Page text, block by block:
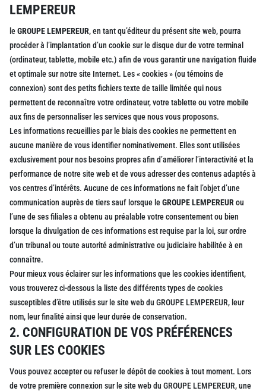
LEMPEREUR
leGROUPE LEMPEREUR, en tant qu’éditeur du présent site web, pourra
procéder à l’implantation d’un cookie sur le disque dur de votre terminal
(ordinateur, tablette, mobile etc.) afin de vous garantir une navigation fluide
et optimale sur notre site Internet. Les « cookies » (ou témoins de
connexion) sont des petits fichiers texte de taille limitée qui nous
permettent de reconnaître votre ordinateur, votre tablette ou votre mobile
aux fins de personnaliser les services que nous vous proposons.
Les informations recueillies par le biais des cookies ne permettent en
aucune manière de vous identifier nominativement. Elles sont utilisées
exclusivement pour nos besoins propres afin d’améliorer l’interactivité et la
performance de notre site web et de vous adresser des contenus adaptés à
vos centres d’intérêts. Aucune de ces informations ne fait l’objet d’une
communication auprès de tiers sauf lorsque leGROUPE LEMPEREURou
l’une de ses filiales a obtenu au préalable votre consentement ou bien
lorsque la divulgation de ces informations est requise par la loi, sur ordre
d’un tribunal ou toute autorité administrative ou judiciaire habilitée à en
connaître.
Pour mieux vous éclairer sur les informations que les cookies identifient,
vous trouverez ci-dessous la liste des différents types de cookies
susceptibles d’être utilisés sur le site web du GROUPE LEMPEREUR, leur
nom, leur finalité ainsi que leur durée de conservation.
2. CONFIGURATION DE VOS PRÉFÉRENCES
SUR LES COOKIES
Vous pouvez accepter ou refuser le dépôt de cookies à tout moment. Lors
de votre première connexion sur le site web du GROUPE LEMPEREUR, une